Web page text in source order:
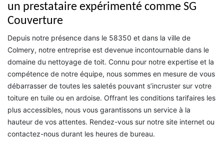
un prestataire expérimenté comme SG
Couverture
Depuis notre présence dans le 58350 et dans la ville de
Colmery, notre entreprise est devenue incontournable dans le
domaine du nettoyage de toit. Connu pour notre expertise et la
compétence de notre équipe, nous sommes en mesure de vous
débarrasser de toutes les saletés pouvant s’incruster sur votre
toiture en tuile ou en ardoise. Offrant les conditions tarifaires les
plus accessibles, nous vous garantissons un service à la
hauteur de vos attentes. Rendez-vous sur notre site internet ou
contactez-nous durant les heures de bureau.